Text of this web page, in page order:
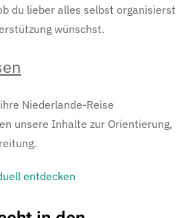
du lieber alles selbst organisierst
wünschst.
Niederlande-Reise
unsere Inhalte zur Orientierung,
entdecken